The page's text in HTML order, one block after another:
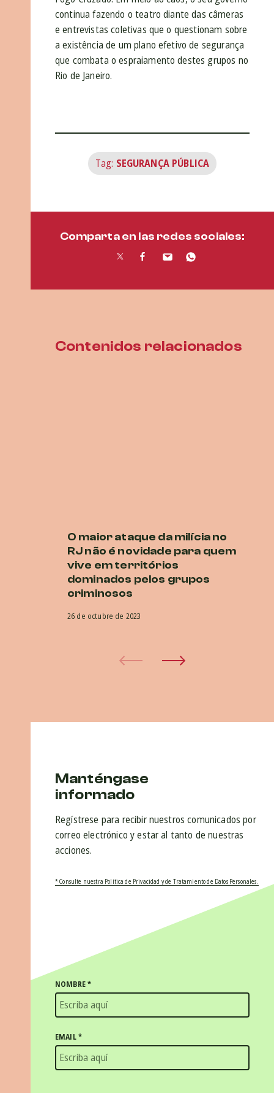
continua fazendo o teatro diante das câmeras
e entrevistas coletivas que o questionam sobre
a existência de um plano efetivo de segurança
que combata o espraiamento destes grupos no
Rio de Janeiro.
Tag: SEGURANÇA PÚBLICA
Comparta en las redes sociales:
Contenidos relacionados
O maior ataque da milícia no
RJ não é novidade para quem
vive em territórios
dominados pelos grupos
criminosos
26 de octubre de 2023
Manténgase
informado
Regístrese para recibir nuestros comunicados por
correo electrónico y estar al tanto de nuestras
acciones.
* Consulte nuestra Política de Privacidad y de Tratamiento de Datos Personales.
NOMBRE*
EMAIL*